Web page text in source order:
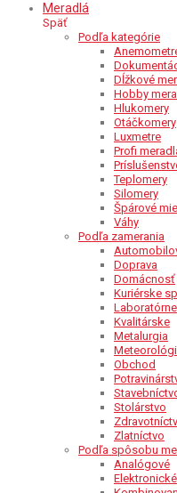
Meradlá
Späť
Podľa kategórie
Dĺžkové
Hobby
Hlukomery
Otáčkomery
Luxmetre
Profi
Teplomery
Silomery
Špárové
Váhy
Podľa zamerania
Doprava
Domácnosť
Kuriérske
Laboratórne
Kvalitárske
Metalurgia
Obchod
Stolárstvo
Zlatníctvo
Podľa spôsobu
Analógové
Elektronické